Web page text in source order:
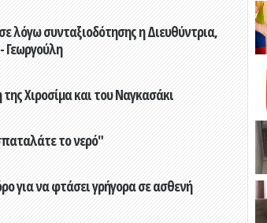
λόγω συνταξιοδότησης η Διευθύντρια,
Χιροσίμα και του Ναγκασάκι
το νερό"
για να φτάσει γρήγορα σε ασθενή